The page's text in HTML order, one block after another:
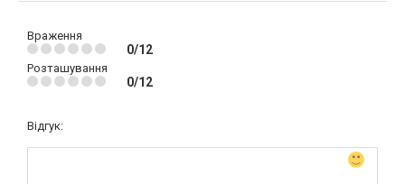
Враження
0/12
Розташування
0/12
Відгук: